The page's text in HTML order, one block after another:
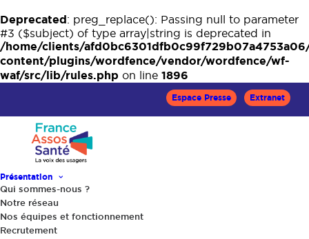
Deprecated: preg_replace(): Passing null to parameter
#3 ($subject) of type array|string is deprecated in
/home/clients/
content/plugins/wordfence/vendor/wordfence/wf-
waf/src/lib/rules.php on line 1896
Espace Presse Extranet
Présentation
Qui sommes-nous ?
Notre réseau
Nos équipes et fonctionnement
Recrutement
Accueil